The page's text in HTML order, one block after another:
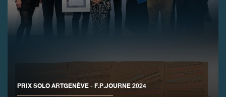
PRIX SOLO ARTGENÈVE - F.P.JOURNE 2024